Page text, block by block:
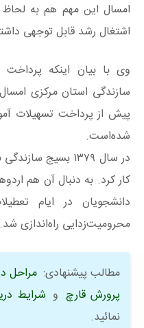
امسال این مهم هم به
اشتغال رشد قابل توجهی
وی با بیان اینکه
سازندگی استان مرکزی
پیش از پرداخت تسهیلات
شده‌است.
در سال ۱۳۷۹ بسیج
کار کرد. به دنبال آن هم
دانشجویان در ایام
محرومیت‌زدایی راه‌اندازی شد.
مطالب پیشنهادی: مراحل
پرورش قارچ و شرایط
نمائید.